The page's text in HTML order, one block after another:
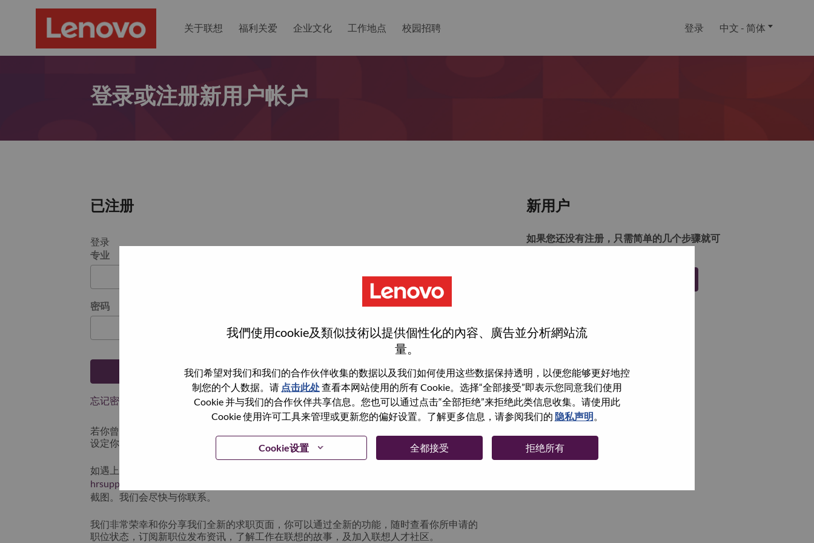
我們使用cookie及類似技術以提供個性化的內容、廣告並分析網站流
量。
我们希望对我们和我们的合作伙伴收集的数据以及我们如何使用这些数据保持透明，以便您能够更好地控
制您的个人数据。请 点击此处查看本网站使用的所有 Cookie。选择“全部接受”即表示您同意我们使用
Cookie 并与我们的合作伙伴共享信息。您也可以通过点击“全部拒绝”来拒绝此类信息收集。请使用此
Cookie 使用许可工具来管理或更新您的偏好设置。了解更多信息，请参阅我们的 隐私声明。
Cookie设置 全都接受 拒绝所有
关于联想 福利关爱 企业文化 工作地点 校园招聘 登录 中文 - 简体
登录或注册新用户帐户
已注册
登录
专业
密码
登陆
忘记密码了？
若你曾近期申请过我们的职位，你的电子邮箱将留存于系统中；你可以选择“忘记密码”重新
设定你的登入资料。
如遇上登录问题或无法注册为新用户时，请联系我们的人力资源团队
hrsupport@lenovo.com
截图。我们会尽快与你联系。
我们非常荣幸和你分享我们全新的求职页面，你可以通过全新的功能，随时查看你所申请的
职位状态，订阅新职位发布资讯，了解工作在联想的故事，及加入联想人才社区。
新用户
如果您还没有注册，只需简单的几个步骤就可